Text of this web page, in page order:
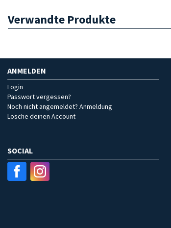
Verwandte Produkte
ANMELDEN
Login
Passwort vergessen?
Noch nicht angemeldet? Anmeldung
Lösche deinen Account
SOCIAL